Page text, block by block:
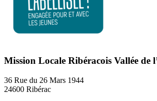
Mission Locale Ribéracois Vallée de
36 Rue du 26 Mars 1944
24600 Ribérac